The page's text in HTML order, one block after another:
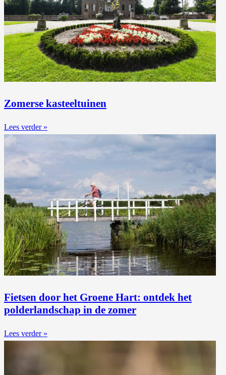
Zomerse kasteeltuinen
Lees verder »
Fietsen door het Groene Hart: ontdek het
polderlandschap in de zomer
Lees verder »